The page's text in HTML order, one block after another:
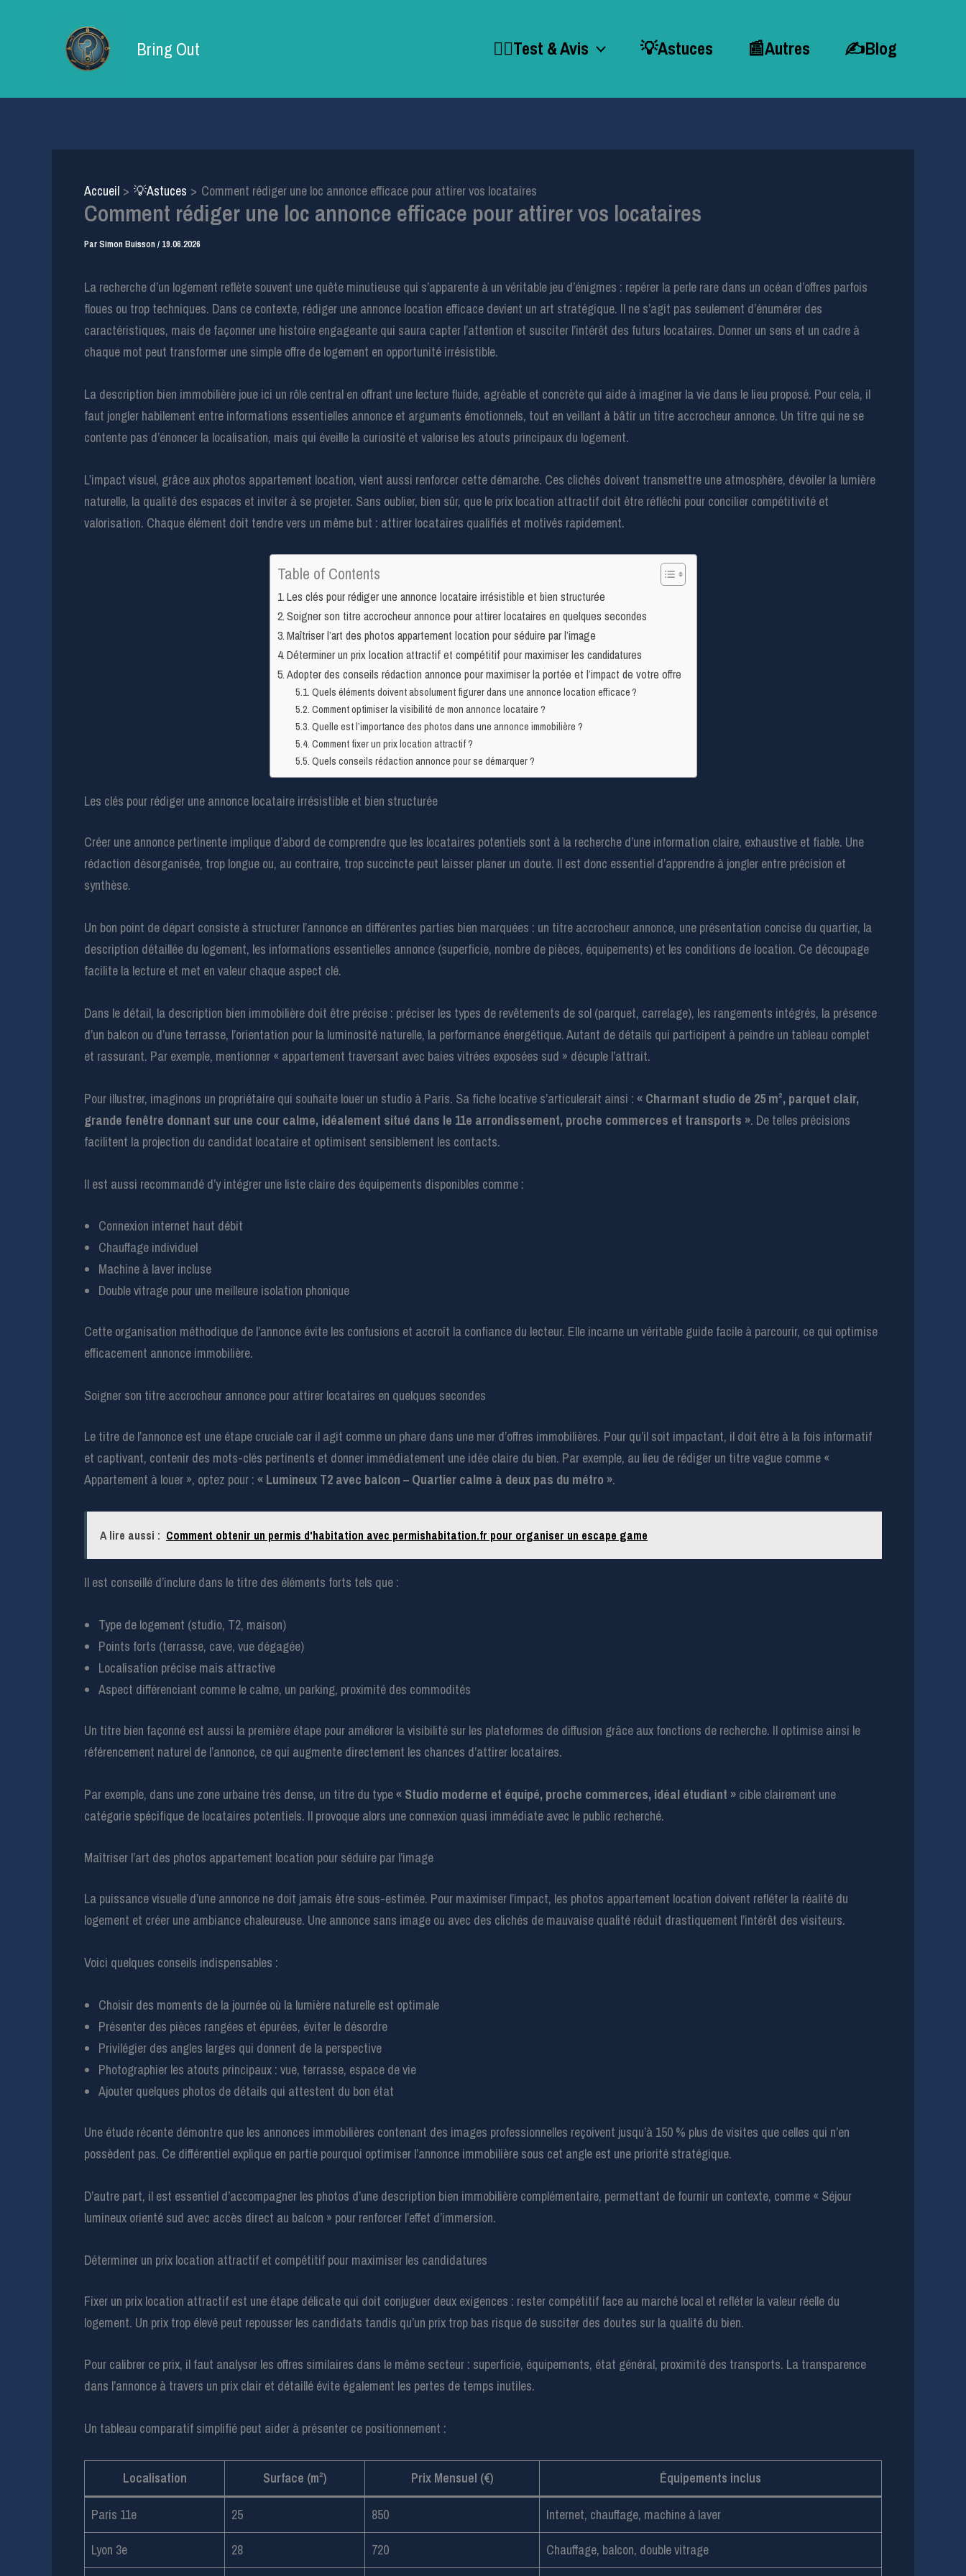
Bring Out 🕵️‍♂️Test & Avis 💡Astuces 📰Autres ✍Blog
Accueil 💡Astuces Comment rédiger une loc annonce efficace pour attirer vos locataires
Comment rédiger une loc annonce efficace pour attirer vos locataires
ParSimon Buisson/ 19.06.2026
La recherche d’un logement reflète souvent une quête minutieuse qui s’apparente à un véritable jeu d’énigmes : repérer la perle rare dans un océan d’offres parfois
floues ou trop techniques. Dans ce contexte, rédiger une annonce location efficace devient un art stratégique. Il ne s’agit pas seulement d’énumérer des
caractéristiques, mais de façonner une histoire engageante qui saura capter l’attention et susciter l’intérêt des futurs locataires. Donner un sens et un cadre à
chaque mot peut transformer une simple offre de logement en opportunité irrésistible.
La description bien immobilière joue ici un rôle central en offrant une lecture fluide, agréable et concrète qui aide à imaginer la vie dans le lieu proposé. Pour cela, il
faut jongler habilement entre informations essentielles annonce et arguments émotionnels, tout en veillant à bâtir un titre accrocheur annonce. Un titre qui ne se
contente pas d’énoncer la localisation, mais qui éveille la curiosité et valorise les atouts principaux du logement.
L’impact visuel, grâce aux photos appartement location, vient aussi renforcer cette démarche. Ces clichés doivent transmettre une atmosphère, dévoiler la lumière
naturelle, la qualité des espaces et inviter à se projeter. Sans oublier, bien sûr, que le prix location attractif doit être réfléchi pour concilier compétitivité et
valorisation. Chaque élément doit tendre vers un même but : attirer locataires qualifiés et motivés rapidement.
Table of Contents
Les clés pour rédiger une annonce locataire irrésistible et bien structurée
Soigner son titre accrocheur annonce pour attirer locataires en quelques secondes
Maîtriser l’art des photos appartement location pour séduire par l’image
Déterminer un prix location attractif et compétitif pour maximiser les candidatures
Adopter des conseils rédaction annonce pour maximiser la portée et l’impact de votre offre
Quels éléments doivent absolument figurer dans une annonce location efficace ?
Comment optimiser la visibilité de mon annonce locataire ?
Quelle est l’importance des photos dans une annonce immobilière ?
Comment fixer un prix location attractif ?
Quels conseils rédaction annonce pour se démarquer ?
Les clés pour rédiger une annonce locataire irrésistible et bien structurée
Créer une annonce pertinente implique d’abord de comprendre que les locataires potentiels sont à la recherche d’une information claire, exhaustive et fiable. Une
rédaction désorganisée, trop longue ou, au contraire, trop succincte peut laisser planer un doute. Il est donc essentiel d’apprendre à jongler entre précision et
synthèse.
Un bon point de départ consiste à structurer l’annonce en différentes parties bien marquées : un titre accrocheur annonce, une présentation concise du quartier, la
description détaillée du logement, les informations essentielles annonce (superficie, nombre de pièces, équipements) et les conditions de location. Ce découpage
facilite la lecture et met en valeur chaque aspect clé.
Dans le détail, la description bien immobilière doit être précise : préciser les types de revêtements de sol (parquet, carrelage), les rangements intégrés, la présence
d’un balcon ou d’une terrasse, l’orientation pour la luminosité naturelle, la performance énergétique. Autant de détails qui participent à peindre un tableau complet
et rassurant. Par exemple, mentionner « appartement traversant avec baies vitrées exposées sud » décuple l’attrait.
Pour illustrer, imaginons un propriétaire qui souhaite louer un studio à Paris. Sa fiche locative s’articulerait ainsi : « Charmant studio de 25 m², parquet clair,
grande fenêtre donnant sur une cour calme, idéalement situé dans le 11e arrondissement, proche commerces et transports ». De telles précisions
facilitent la projection du candidat locataire et optimisent sensiblement les contacts.
Il est aussi recommandé d’y intégrer une liste claire des équipements disponibles comme :
Connexion internet haut débit
Chauffage individuel
Machine à laver incluse
Double vitrage pour une meilleure isolation phonique
Cette organisation méthodique de l’annonce évite les confusions et accroît la confiance du lecteur. Elle incarne un véritable guide facile à parcourir, ce qui optimise
efficacement annonce immobilière.
Soigner son titre accrocheur annonce pour attirer locataires en quelques secondes
Le titre de l’annonce est une étape cruciale car il agit comme un phare dans une mer d’offres immobilières. Pour qu’il soit impactant, il doit être à la fois informatif
et captivant, contenir des mots-clés pertinents et donner immédiatement une idée claire du bien. Par exemple, au lieu de rédiger un titre vague comme «
Appartement à louer », optez pour : « Lumineux T2 avec balcon – Quartier calme à deux pas du métro ».
A lire aussi : Comment obtenir un permis d'habitation avec permishabitation.fr pour organiser un escape game
Il est conseillé d’inclure dans le titre des éléments forts tels que :
Type de logement (studio, T2, maison)
Points forts (terrasse, cave, vue dégagée)
Localisation précise mais attractive
Aspect différenciant comme le calme, un parking, proximité des commodités
Un titre bien façonné est aussi la première étape pour améliorer la visibilité sur les plateformes de diffusion grâce aux fonctions de recherche. Il optimise ainsi le
référencement naturel de l’annonce, ce qui augmente directement les chances d’attirer locataires.
Par exemple, dans une zone urbaine très dense, un titre du type« Studio moderne et équipé, proche commerces, idéal étudiant » cible clairement une
catégorie spécifique de locataires potentiels. Il provoque alors une connexion quasi immédiate avec le public recherché.
Maîtriser l’art des photos appartement location pour séduire par l’image
La puissance visuelle d’une annonce ne doit jamais être sous-estimée. Pour maximiser l’impact, les photos appartement location doivent refléter la réalité du
logement et créer une ambiance chaleureuse. Une annonce sans image ou avec des clichés de mauvaise qualité réduit drastiquement l’intérêt des visiteurs.
Voici quelques conseils indispensables :
Choisir des moments de la journée où la lumière naturelle est optimale
Présenter des pièces rangées et épurées, éviter le désordre
Privilégier des angles larges qui donnent de la perspective
Photographier les atouts principaux : vue, terrasse, espace de vie
Ajouter quelques photos de détails qui attestent du bon état
Une étude récente démontre que les annonces immobilières contenant des images professionnelles reçoivent jusqu’à 150 % plus de visites que celles qui n’en
possèdent pas. Ce différentiel explique en partie pourquoi optimiser l’annonce immobilière sous cet angle est une priorité stratégique.
D’autre part, il est essentiel d’accompagner les photos d’une description bien immobilière complémentaire, permettant de fournir un contexte, comme « Séjour
lumineux orienté sud avec accès direct au balcon » pour renforcer l’effet d’immersion.
Déterminer un prix location attractif et compétitif pour maximiser les candidatures
Fixer un prix location attractif est une étape délicate qui doit conjuguer deux exigences : rester compétitif face au marché local et refléter la valeur réelle du
logement. Un prix trop élevé peut repousser les candidats tandis qu’un prix trop bas risque de susciter des doutes sur la qualité du bien.
Pour calibrer ce prix, il faut analyser les offres similaires dans le même secteur : superficie, équipements, état général, proximité des transports. La transparence
dans l’annonce à travers un prix clair et détaillé évite également les pertes de temps inutiles.
Un tableau comparatif simplifié peut aider à présenter ce positionnement :
Localisation Surface (m²) Prix Mensuel (€) Équipements inclus
Paris 11e 25 850
Internet, chauffage, machine à laver
Lyon 3e
28 720
Chauffage, balcon, double vitrage